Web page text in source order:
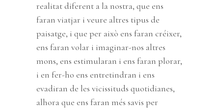
realitat diferent a la nostra, que ens
faran viatjar i veure altres tipus de
paisatge, i que per això ens faran créixer,
ens faran volar i imaginar-nos altres
mons, ens estimularan i ens faran plorar,
i en fer-ho ens entretindran i ens
evadiran de les vicissituds quotidianes,
alhora que ens faran més savis per